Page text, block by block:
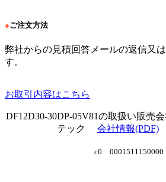
●ご注文方法
弊社からの見積回答メールの返信又
す。
お取引内容はこちら
DF12D30-30DP-05V81の取扱い販売
テック 会社情報(PDF)
c0